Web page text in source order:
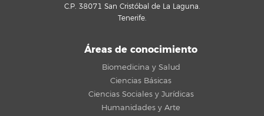
C.P. 38071 San Cristóbal de La Laguna.
Tenerife.
Áreas de conocimiento
Biomedicina y Salud
Ciencias Básicas
Ciencias Sociales y Jurídicas
Humanidades y Arte